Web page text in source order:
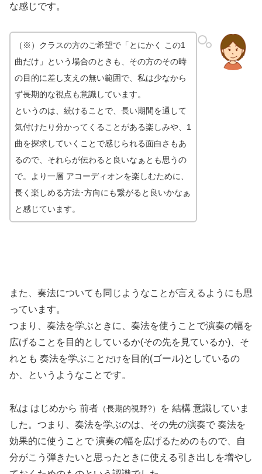
な感じです。
（※）クラスの方のご希望で「とにかく この1
曲だけ」という場合のときも、その方のその時
の目的に差し支えの無い範囲で、私は少なから
ず長期的な視点も意識しています。
というのは、 続けることで、長い期間を通して
気付けたり分かってくることがある楽しみや、1
曲を探求していくことで感じられる面白さもあ
るので、それらが伝わると良いなぁとも思うの
で。より一層 アコーディオンを楽しむために、
長く楽しめる方法･方向にも繋がると良いかなぁ
と感じています。
また、奏法についても同じようなことが言えるようにも思
っています。
つまり、奏法を学ぶときに、奏法を使うことで演奏の幅を
広げることを目的としているか(その先を見ているか)、そ
れとも 奏法を学ぶこと だけを目的(ゴール)としているの
か、というようなことです。
私は はじめから 前者 （長期的視野?）
を 結構 意識していま
した。つまり、奏法を学ぶのは、その先の演奏で 奏法を
効果的に使うことで 演奏の幅を広げるためのもので、自
分がこう弾きたいと思ったときに使える引き出しを増やし